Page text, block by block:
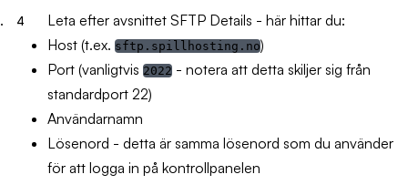
Leta efter avsnittet SFTP Details - här hittar du:
Host (t.ex. sftp.spillhosting.no)
Port (vanligtvis 2022 - notera att detta skiljer sig från
standardport 22)
Användarnamn
Lösenord - detta är samma lösenord som du använder
för att logga in på kontrollpanelen